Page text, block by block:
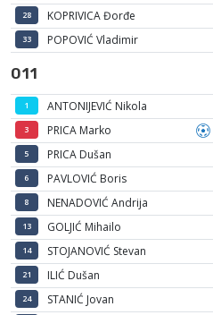
28 KOPRIVICA Đorđe
33 POPOVIĆ Vladimir
011
1 ANTONIJEVIĆ Nikola
3 PRICA Marko
5 PRICA Dušan
6 PAVLOVIĆ Boris
8 NENADOVIĆ Andrija
13 GOLJIĆ Mihailo
14 STOJANOVIĆ Stevan
21 ILIĆ Dušan
24 STANIĆ Jovan